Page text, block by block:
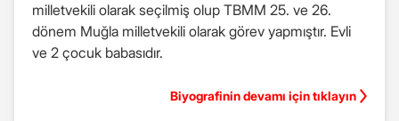
milletvekili olarak seçilmiş olup TBMM 25. ve 26.
dönem Muğla milletvekili olarak görev yapmıştır. Evli
ve 2 çocuk babasıdır.
Biyografinin devamı için tıklayın